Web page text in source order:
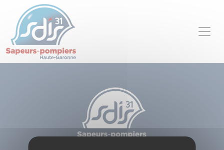
Panneau de gestion des cookies